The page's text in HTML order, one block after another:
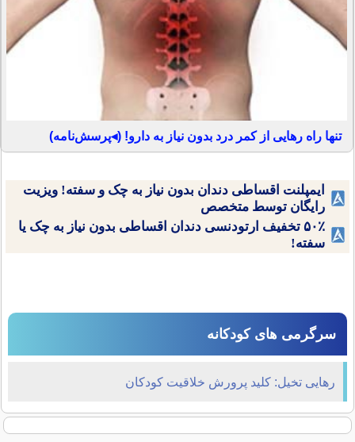
تنها راه رهایی از کمر درد بدون نیاز به دارو! (◂پرسش‌نامه)
ایمپلنت اقساطی دندان بدون نیاز به چک و سفته! ویزیت
رایگان توسط متخصص
۵۰٪ تخفیف ارتودنسی دندان اقساطی بدون نیاز به چک یا
سفته!
سرگرمی های کودکانه
رهایی تخیل: کلید پرورش خلاقیت کودکان